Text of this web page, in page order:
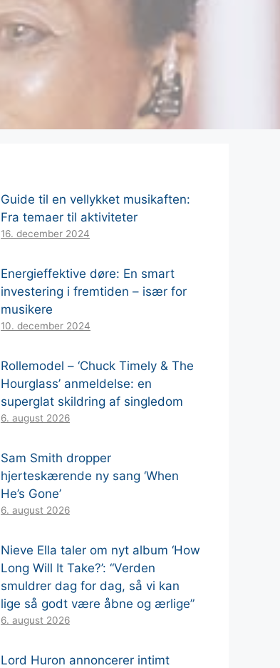
Guide til en vellykket musikaften:
Fra temaer til aktiviteter
16. december 2024
Energieffektive døre: En smart
investering i fremtiden – især for
musikere
10. december 2024
Rollemodel – ‘Chuck Timely & The
Hourglass’ anmeldelse: en
superglat skildring af singledom
6. august 2026
Sam Smith dropper
hjerteskærende ny sang ‘When
He’s Gone’
6. august 2026
Nieve Ella taler om nyt album ‘How
Long Will It Take?’: “Verden
smuldrer dag for dag, så vi kan
lige så godt være åbne og ærlige”
6. august 2026
Lord Huron annoncerer intimt